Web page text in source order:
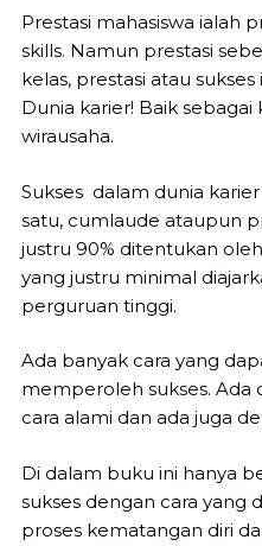
Prestasi mahasiswa ialah
skills. Namun prestasi
kelas, prestasi atau
Dunia karier! Baik
wirausaha.
Sukses dalam dunia
satu, cumlaude ataupun
justru 90% ditentukan
yang justru minimal
perguruan tinggi.
Ada banyak cara yang
memperoleh sukses. Ada
cara alami dan ada juga
Di dalam buku ini hanya
sukses dengan cara yang
proses kematangan diri